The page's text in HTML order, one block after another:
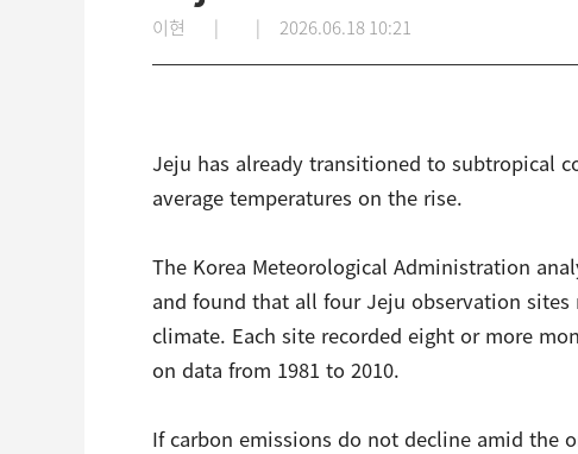
중국어뉴스
이현 | | 2026.06.18 10:21
Jeju has already transitioned to subtropical
average temperatures on the rise.
The Korea Meteorological Administration
and found that all four Jeju observation
climate. Each site recorded eight or more
on data from 1981 to 2010.
If carbon emissions do not decline amid the